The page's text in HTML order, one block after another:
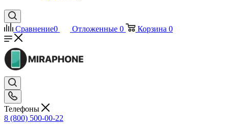
Сравнение0 Отложенные 0 Корзина 0
Телефоны
8 (800) 500-00-22